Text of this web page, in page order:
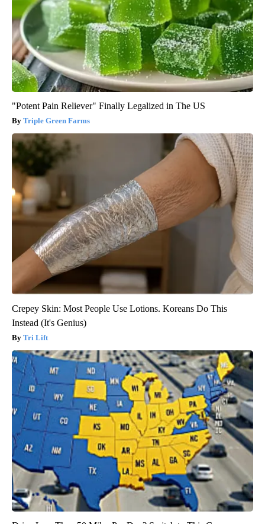
"Potent Pain Reliever" Finally Legalized in The US
Triple Green Farms
Crepey Skin: Most People Use Lotions. Koreans Do This
Instead (It's Genius)
Tri Lift